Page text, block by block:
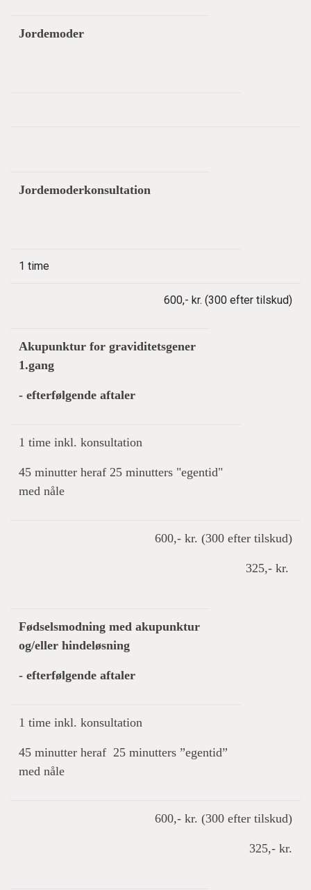
Jordemoder
Jordemoderkonsultation
1 time
600,- kr. (300 efter tilskud)
Akupunktur for graviditetsgener
1.gang
- efterfølgende aftaler
1 time inkl. konsultation
45 minutter heraf 25 minutters "egentid"
med nåle
600,- kr. (300 efter tilskud)
325,- kr.
Fødselsmodning med akupunktur
og/eller hindeløsning
- efterfølgende aftaler
1 time inkl. konsultation
45 minutter heraf 25 minutters ”egentid”
med nåle
600,- kr. (300 efter tilskud)
325,- kr.